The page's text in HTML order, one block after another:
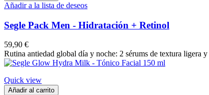
Añadir a la lista de deseos
Segle Pack Men - Hidratación + Retinol
59,90 €
Rutina antiedad global día y noche: 2 sérums de textura ligera
Quick view
Añadir al carrito